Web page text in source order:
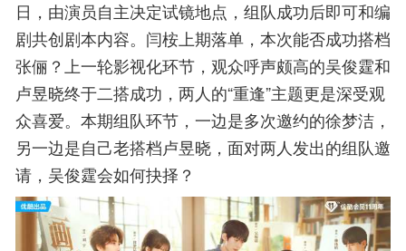
日，由演员自主决定试镜地点，组队成功后即可和编
剧共创剧本内容。闫桉上期落单，本次能否成功搭档
张俪？上一轮影视化环节，观众呼声颇高的吴俊霆和
卢昱晓终于二搭成功，两人的“重逢”主题更是深受观
众喜爱。本期组队环节，一边是多次邀约的徐梦洁，
另一边是自己老搭档卢昱晓，面对两人发出的组队邀
请，吴俊霆会如何抉择？